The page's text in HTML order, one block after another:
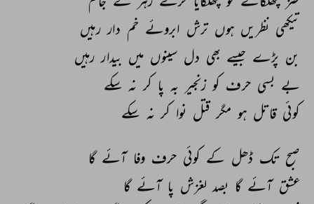
تیکھی نظریں ہوں ترش ابروئے خم دار رہیں
بن پڑے جیسے بھی دل سینوں میں بیدار رہیں
بے بسی حرف کو زنجیر بہ پا کر نہ سکے
کوئی قاتل ہو مگر قتل نوا کر نہ سکے
صبح تک ڈھل کے کوئی حرف وفا آئے گا
عشق آئے گا بصد لغزش پا آئے گا